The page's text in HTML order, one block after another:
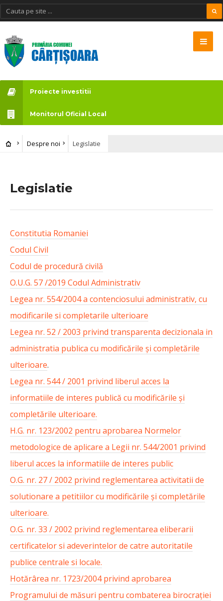
Proiecte investitii
Monitorul Oficial Local
Despre noi Legislatie
Legislatie
Constitutia Romaniei
Codul Civil
Codul de procedură civilă
O.U.G. 57 /2019 Codul Administrativ
Legea nr. 554/2004 a contenciosului administrativ, cu
modificarile si completarile ulterioare
Legea nr. 52 / 2003 privind transparenta decizionala in
administratia publica cu modificările și completările
ulterioare.
Legea nr. 544 / 2001 privind liberul acces la
informatiile de interes publică cu modificările și
completările ulterioare.
H.G. nr. 123/2002 pentru aprobarea Normelor
metodologice de aplicare a Legii nr. 544/2001 privind
liberul acces la informatiile de interes public
O.G. nr. 27 / 2002 privind reglementarea activitatii de
solutionare a petitiilor cu modificările și completările
ulterioare.
O.G. nr. 33 / 2002 privind reglementarea eliberarii
certificatelor si adeverintelor de catre autoritatile
publice centrale si locale.
Hotărârea nr. 1723/2004 privind aprobarea
Programului de măsuri pentru combaterea birocrației